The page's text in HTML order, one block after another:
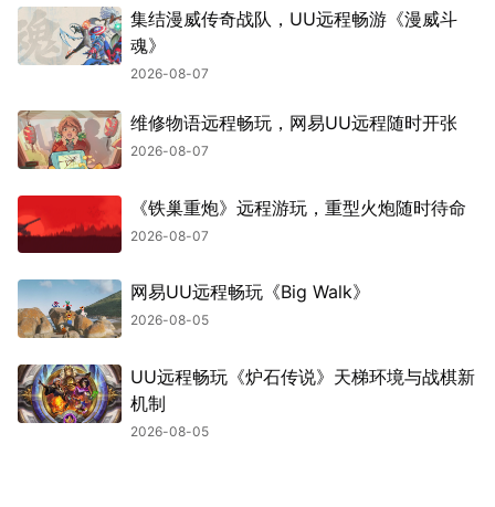
集结漫威传奇战队，UU远程畅游《漫威斗
魂》
2026-08-07
维修物语远程畅玩，网易UU远程随时开张
2026-08-07
《铁巢重炮》远程游玩，重型火炮随时待命
2026-08-07
网易UU远程畅玩《Big Walk》
2026-08-05
UU远程畅玩《炉石传说》天梯环境与战棋新
机制
2026-08-05